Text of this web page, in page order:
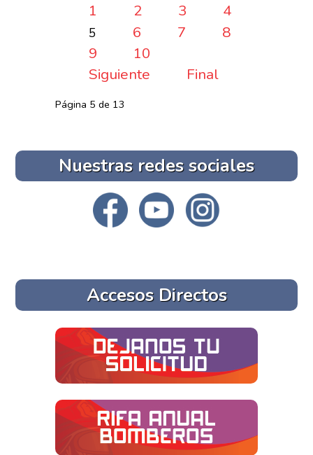
1
2 3 4
5 6 7
8
9
10
Siguiente
Final
Página 5 de 13
Nuestras redes sociales
Accesos Directos